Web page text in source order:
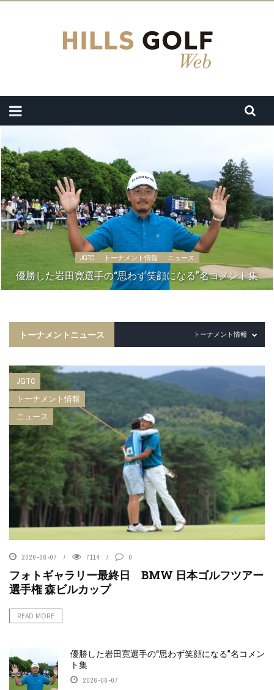
JGTC トーナメント情報 ニュース
優勝した岩田寛選手の“思わず笑顔になる”名コメント集
トーナメントニュース トーナメント情報
JGTC
トーナメント情報
ニュース
2026-06-07 7114 0
フォトギャラリー最終日 BMW 日本ゴルフツアー
選手権 森ビルカップ
READ MORE
優勝した岩田寛選手の“思わず笑顔になる”名コメン
ト集
2026-06-07